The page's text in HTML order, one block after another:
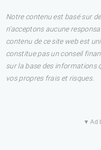
Notre contenu est basé sur
n'acceptons aucune
contenu de ce site web est
constitue pas un conseil
sur la base des informations
vos propres frais et risques.
▼ Ad